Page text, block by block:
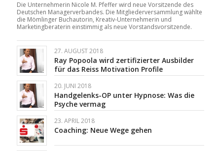
Die Unternehmerin Nicole M. Pfeffer wird neue Vorsitzende des
Deutschen Managerverbandes. Die Mitgliederversammlung wählte
die Mömlinger Buchautorin, Kreativ-Unternehmerin und
Marketingberaterin einstimmig als neue Vorstandsvorsitzende.
27. AUGUST 2018
Ray Popoola wird zertifizierter Ausbilder
für das Reiss Motivation Profile
20. JUNI 2018
Handgelenks-OP unter Hypnose: Was die
Psyche vermag
23. APRIL 2018
Coaching: Neue Wege gehen